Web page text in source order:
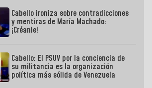
Cabello ironiza sobre contradicciones
y mentiras de María Machado:
¡Créanle!
Cabello: El PSUV por la conciencia de
su militancia es la organización
política más sólida de Venezuela